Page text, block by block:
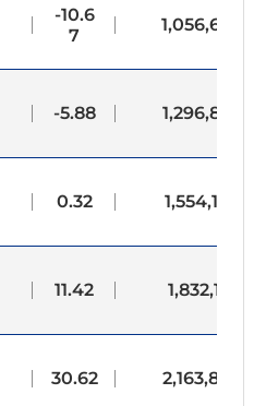
-10.6
7
1,056,690
-5.88 1,296,887
0.32 1,554,167
11.42 1,832,115
30.62 2,163,834